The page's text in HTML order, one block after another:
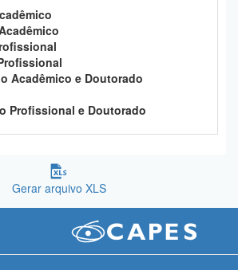
Acadêmico
Acadêmico e Doutorado
Profissional e Doutorado
Gerar arquivo XLS